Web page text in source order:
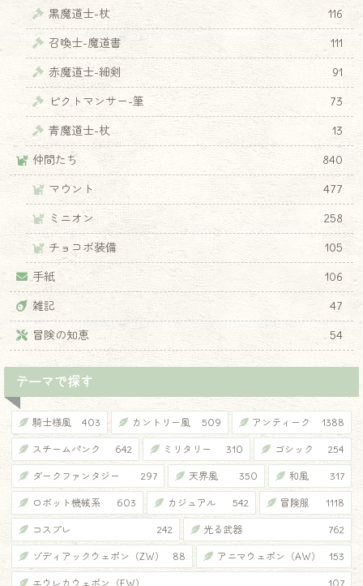
黒魔道士-杖
116
召喚士-魔道書
111
赤魔道士-細剣
91
ピクトマンサー-筆
73
青魔道士-杖
13
仲間たち
840
マウント
477
ミニオン
258
チョコボ装備
105
手紙
106
雑記
47
冒険の知恵
54
テーマで探す
騎士様風 403 カントリー風 509 アンティーク 1388
スチームパンク 642 ミリタリー 310 ゴシック 254
ダークファンタジー 297 天界風 350 和風 317
ロボット機械系 603 カジュアル 542 冒険服 1118
コスプレ 242 光る武器 762
ゾディアックウェポン（ZW） 88 アニマウェポン（AW） 153
エウレカウェポン（EW） 107